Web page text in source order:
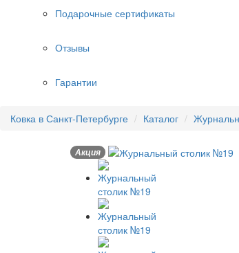
Подарочные сертификаты
Отзывы
Гарантии
Ковка в Санкт-Петербурге Каталог
Акция